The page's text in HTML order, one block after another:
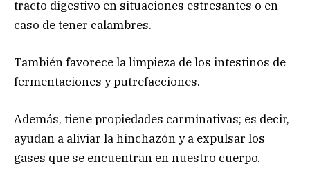
tracto digestivo en situaciones estresantes o en
caso de tener calambres.
También favorece la limpieza de los intestinos de
fermentaciones y putrefacciones.
Además, tiene propiedades carminativas; es decir,
ayudan a aliviar la hinchazón y a expulsar los
gases que se encuentran en nuestro cuerpo.